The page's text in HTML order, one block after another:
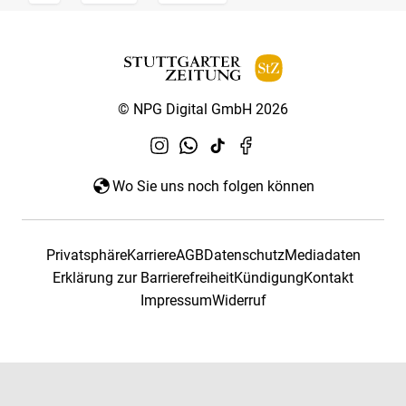
© NPG Digital GmbH 2026
Wo Sie uns noch folgen können
PrivatsphäreKarriereAGBDatenschutzMediadaten
Erklärung zur BarrierefreiheitKündigungKontakt
ImpressumWiderruf